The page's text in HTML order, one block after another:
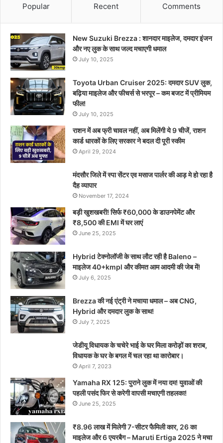
Popular Recent Comments
New Suzuki Brezza : शानदार माइलेज, दमदार इंजन
और नए लुक के साथ जल्द मचाएगी धमाल
July 10, 2025
Toyota Urban Cruiser 2025: दमदार SUV लुक,
बढ़िया माइलेज और फीचर्स से भरपूर – कम बजट में प्रीमियम
फील!
July 10, 2025
राशन में अब फ्री चावल नहीं, अब मिलेंगी ये 9 चीजें, राशन
कार्ड धारकों के लिए सरकार ने बदल दी पूरी स्कीम
April 29, 2024
मंदसौर जिले में स्पा सेंटर एव मसाज पार्लर की आड़ मे हो रहा है
दैह व्यापार
November 17, 2024
बड़ी खुशखबरी! सिर्फ ₹60,000 के डाउनपेमेंट और
₹8,500 की EMI में घर लाएं
June 25, 2025
Hybrid टेक्नोलॉजी के साथ लौट रही है Baleno –
माइलेज 40+kmpl और कीमत आम आदमी की जेब में!
July 6, 2025
Brezza की नई एंट्री ने मचाया धमाल – अब CNG,
Hybrid और दमदार लुक के साथ!
July 7, 2025
जेडीयू विधायक के चचेरे भाई के घर मिला करोड़ों का शराब,
विधायक के घर के बगल में चल रहा था कारोबार।
April 7, 2023
Yamaha RX 125: पुराने लुक में नया दम! युवाओं की
पहली पसंद फिर से करेगी वापसी मचाएगी तहलका!
June 25, 2025
₹8.96 लाख में मिलेगी 7-सीटर फैमिली कार, 26 का
माइलेज और 6 एयरबैग – Maruti Ertiga 2025 ने मचा